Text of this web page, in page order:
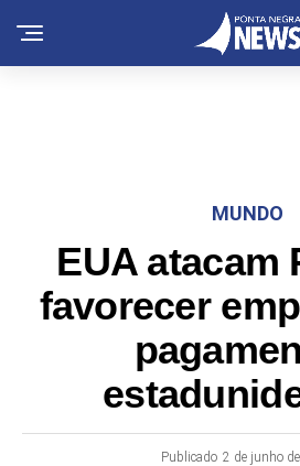
MUNDO
EUA atacam
favorecer
Publicado 2 de junho